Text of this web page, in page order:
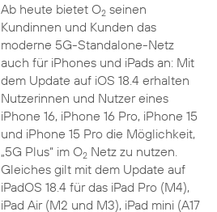
Ab heute bietet O2seinen
Kundinnen und Kunden das
moderne 5G-Standalone-Netz
auch für iPhones und iPads an: Mit
dem Update auf iOS 18.4 erhalten
Nutzerinnen und Nutzer eines
iPhone 16, iPhone 16 Pro, iPhone 15
und iPhone 15 Pro die Möglichkeit,
„5G Plus“ im O2Netz zu nutzen.
Gleiches gilt mit dem Update auf
iPadOS 18.4 für das iPad Pro (M4),
iPad Air (M2 und M3), iPad mini (A17